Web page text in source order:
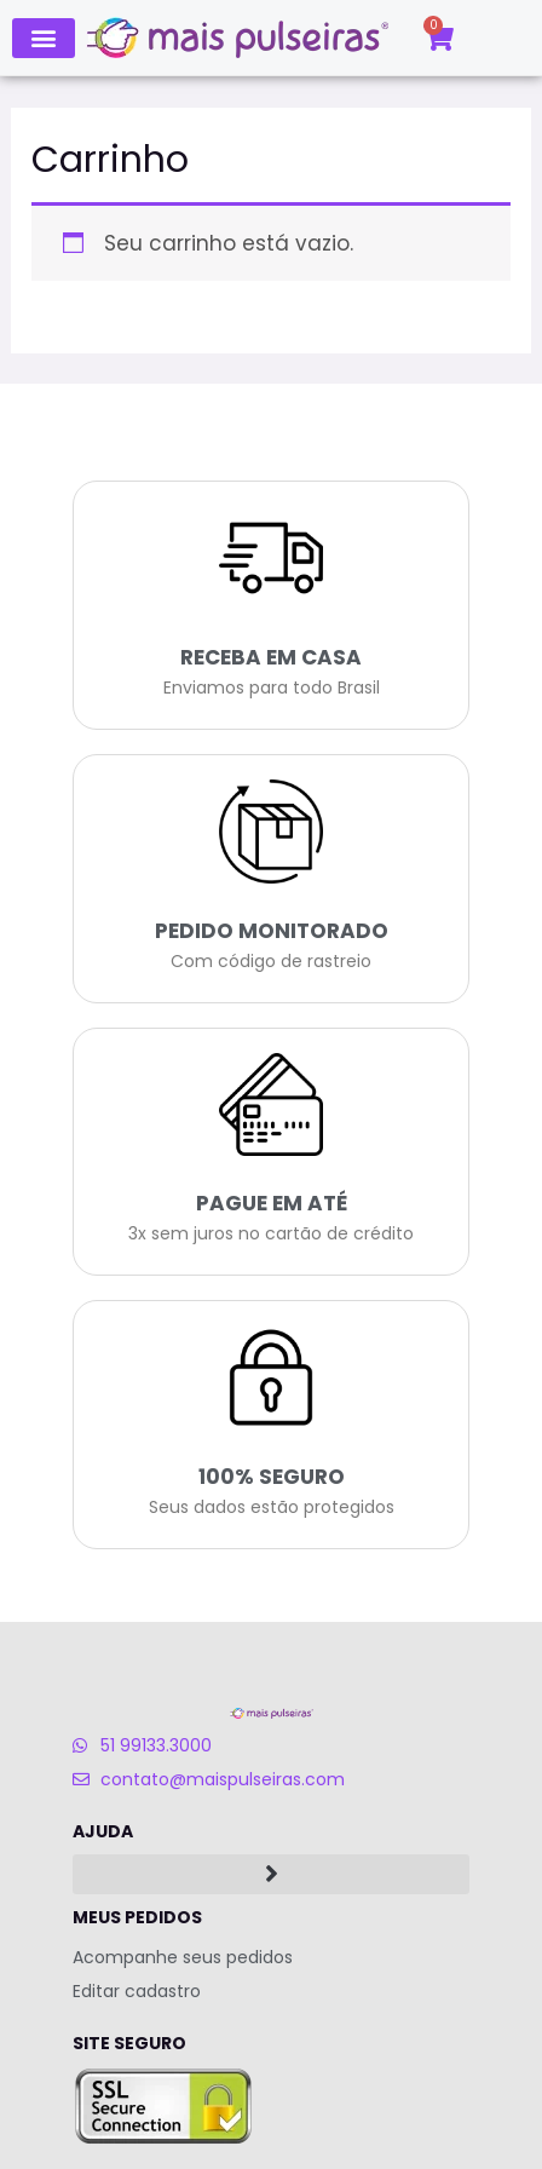
para
o
0
Carrinho
Carrinho
Seu carrinho está vazio.
RECEBA EM CASA
Enviamos para todo Brasil
PEDIDO MONITORADO
Com código de rastreio
PAGUE EM ATÉ
3x sem juros no cartão de crédito
100% SEGURO
Seus dados estão protegidos
51 99133.3000
contato@maispulseiras.com
AJUDA
MEUS PEDIDOS
Acompanhe seus pedidos
Editar cadastro
SITE SEGURO